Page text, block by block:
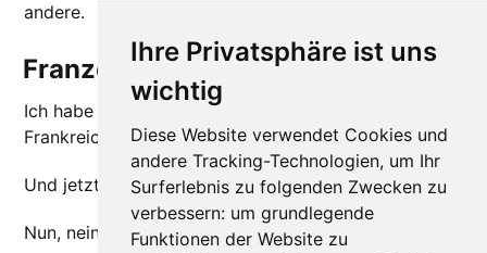
Ihre Privatsphäre ist uns
wichtig
Diese Website verwendet Cookies und
andere Tracking-Technologien, um Ihr
Surferlebnis zu folgenden Zwecken zu
verbessern: um grundlegende
Funktionen der Website zu
andere.
Französische Bürokratie
Ich habe dir bereits gesagt, dass die Formalitäten in
Frankreich vereinfacht werden.
Und jetzt kommt das Gegenteil!
Nun, nein, nicht ganz.